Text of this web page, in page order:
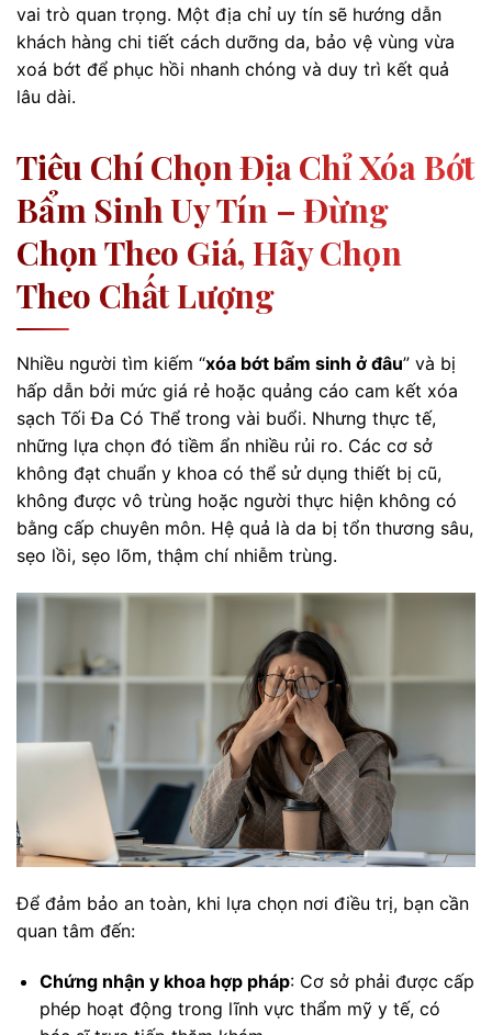
vai trò quan trọng. Một địa chỉ uy tín sẽ hướng dẫn
khách hàng chi tiết cách dưỡng da, bảo vệ vùng vừa
xoá bớt để phục hồi nhanh chóng và duy trì kết quả
lâu dài.
Tiêu Chí Chọn Địa Chỉ Xóa Bớt
Bẩm Sinh Uy Tín – Đừng
Chọn Theo Giá, Hãy Chọn
Theo Chất Lượng
Nhiều người tìm kiếm “xóa bớt bẩm sinh ở đâu” và bị
hấp dẫn bởi mức giá rẻ hoặc quảng cáo cam kết xóa
sạch Tối Đa Có Thể trong vài buổi. Nhưng thực tế,
những lựa chọn đó tiềm ẩn nhiều rủi ro. Các cơ sở
không đạt chuẩn y khoa có thể sử dụng thiết bị cũ,
không được vô trùng hoặc người thực hiện không có
bằng cấp chuyên môn. Hệ quả là da bị tổn thương sâu,
sẹo lồi, sẹo lõm, thậm chí nhiễm trùng.
Để đảm bảo an toàn, khi lựa chọn nơi điều trị, bạn cần
quan tâm đến:
Chứng nhận y khoa hợp pháp: Cơ sở phải được cấp
phép hoạt động trong lĩnh vực thẩm mỹ y tế, có